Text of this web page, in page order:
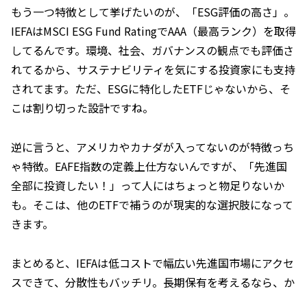
もう一つ特徴として挙げたいのが、「ESG評価の高さ」。
IEFAはMSCI ESG Fund RatingでAAA（最高ランク）を取得
してるんです。環境、社会、ガバナンスの観点でも評価さ
れてるから、サステナビリティを気にする投資家にも支持
されてます。ただ、ESGに特化したETFじゃないから、そ
こは割り切った設計ですね。
逆に言うと、アメリカやカナダが入ってないのが特徴っち
ゃ特徴。EAFE指数の定義上仕方ないんですが、「先進国
全部に投資したい！」って人にはちょっと物足りないか
も。そこは、他のETFで補うのが現実的な選択肢になって
きます。
まとめると、IEFAは低コストで幅広い先進国市場にアクセ
スできて、分散性もバッチリ。長期保有を考えるなら、か